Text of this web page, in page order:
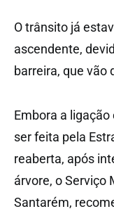
O trânsito já
ascendente,
barreira, que vão
Embora a
ser feita pela
reaberta, após
árvore, o Serviço
Santarém,